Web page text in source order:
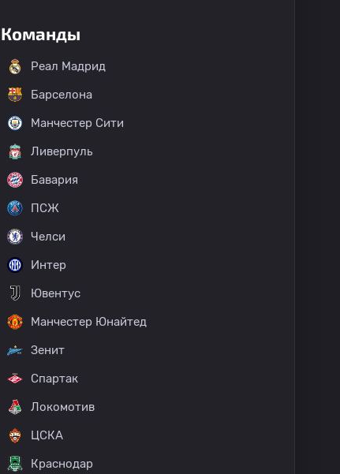
Команды
Реал Мадрид
Барселона
Манчестер Сити
Ливерпуль
Бавария
ПСЖ
Челси
Интер
Ювентус
Манчестер Юнайтед
Зенит
Спартак
Локомотив
ЦСКА
Краснодар